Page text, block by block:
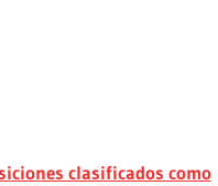
clasificados como